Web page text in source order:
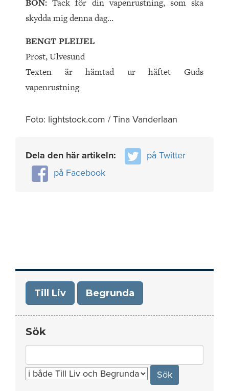
BÖN:Tack för din vapenrustning, som ska
skydda mig denna dag…
BENGT PLEIJEL
Prost, Ulvesund
Texten är hämtad ur häftet Guds
vapenrustning
Foto: lightstock.com / Tina Vanderlaan
Dela den här artikeln:
på Twitter
på Facebook
Till Liv Begrunda
Sök
for: